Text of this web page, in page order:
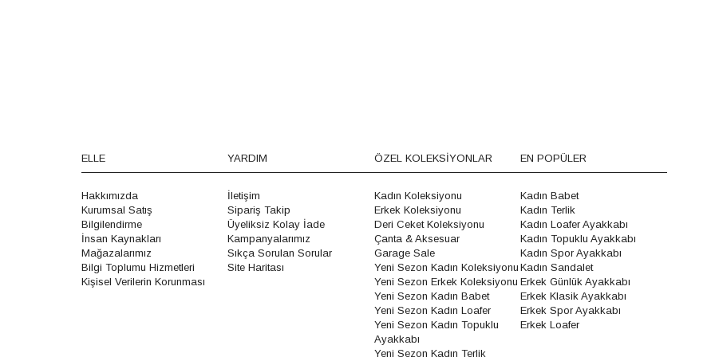
ELLE
Hakkımızda
Kurumsal Satış
Bilgilendirme
İnsan Kaynakları
Mağazalarımız
Bilgi Toplumu Hizmetleri
Kişisel Verilerin Korunması
YARDIM
İletişim
Sipariş Takip
Üyeliksiz Kolay İade
Kampanyalarımız
Sıkça Sorulan Sorular
Site Haritası
ÖZEL KOLEKSİYONLAR
Kadın Koleksiyonu
Erkek Koleksiyonu
Deri Ceket Koleksiyonu
Çanta & Aksesuar
Garage Sale
Yeni Sezon Kadın Koleksiyonu
Yeni Sezon Erkek Koleksiyonu
Yeni Sezon Kadın Babet
Yeni Sezon Kadın Loafer
Yeni Sezon Kadın Topuklu
Ayakkabı
Yeni Sezon Kadın Terlik
EN POPÜLER
Kadın Babet
Kadın Terlik
Kadın Loafer Ayakkabı
Kadın Topuklu Ayakkabı
Kadın Spor Ayakkabı
Kadın Sandalet
Erkek Günlük Ayakkabı
Erkek Klasik Ayakkabı
Erkek Spor Ayakkabı
Erkek Loafer